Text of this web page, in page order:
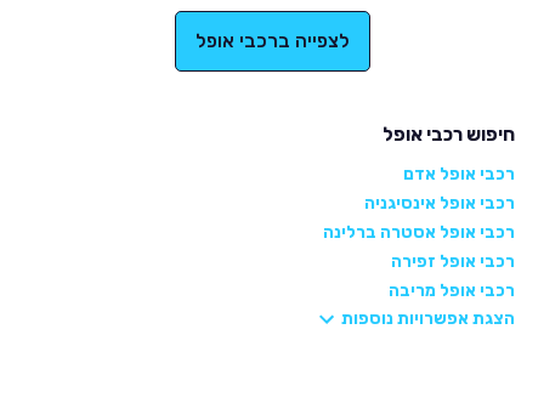
לצפייה ברכבי אופל
חיפוש רכבי אופל
רכבי אופל אדם
רכבי אופל אינסיגניה
רכבי אופל אסטרה ברלינה
רכבי אופל זפירה
רכבי אופל מריבה
הצגת אפשרויות נוספות